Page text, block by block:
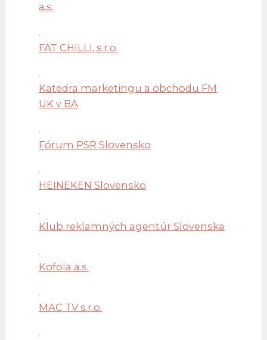
a.s.
FAT CHILLI, s.r.o.
Katedra marketingu a obchodu FM
UK v BA
Fórum PSR Slovensko
HEINEKEN Slovensko
Klub reklamných agentúr Slovenska
Kofola a.s.
MAC TV s.r.o.